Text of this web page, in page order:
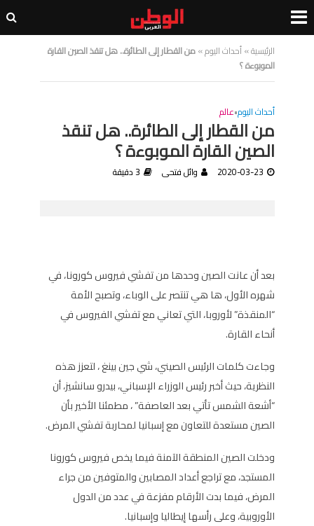
الرئيسية»أحداث اليوم»من القطار إلى الطائرة.. هل تنقذ الصين القارة
الموبوءة ؟
أحداث اليوم•عالم
من القطار إلى الطائرة.. هل تنقذ
الصين القارة الموبوءة ؟
2020-03-23 وائل فتحى 3 دقيقة
بعد أن عانت الصين وحدها من تفشي فيروس كورونا، في
شهره الأول، ها هي تنتصر على الوباء، وتصبح الأمة
“المنقذة” لأوروبا، التي تعاني مع تفشي الفيروس في
أنحاء القارة.
وجاءت كلمات الرئيس الصيني، شي جين بينغ ، لتعزز هذه
النظرية، حيث أخبر رئيس الوزراء الإسباني، بيدرو سانشيز، أن
“أشعة الشمس تأتي بعد العاصفة” ، مطمئنا الأخير بأن
الصين مستعدة للتعاون مع إسبانيا لمحاربة تفشي المرض.
ودخلت الصين المنطقة الآمنة فيما يخص فيروس كورونا
المستجد، مع تراجع أعداد المصابين والمتوفين من جراء
المرض، فيما بدت الأرقام مفزعة في عدد من الدول
الأوروبية، وعلى رأسها إيطاليا وإسبانيا.